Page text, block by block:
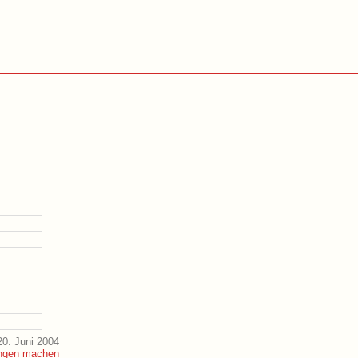
Juni 2004